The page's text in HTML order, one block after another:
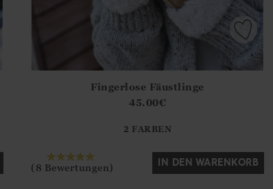
?? ""
Fingerlose Fäustlinge
45.00€
2 FARBEN
(8 Bewertungen) IN DEN WARENKORB